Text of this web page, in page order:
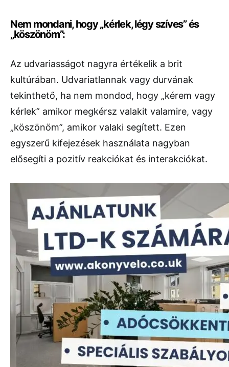
Nem mondani, hogy „kérlek, légy szíves” és
„köszönöm”:
Az udvariasságot nagyra értékelik a brit
kultúrában. Udvariatlannak vagy durvának
tekinthető, ha nem mondod, hogy „kérem vagy
kérlek” amikor megkérsz valakit valamire, vagy
„köszönöm”, amikor valaki segített. Ezen
egyszerű kifejezések használata nagyban
elősegíti a pozitív reakciókat és interakciókat.